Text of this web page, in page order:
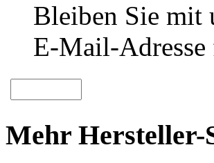
Bleiben Sie mit
E-Mail-
Mehr Hersteller-